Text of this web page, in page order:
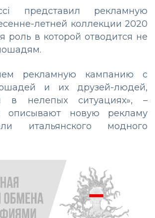
представил рекламную
летней коллекции 2020
роль в которой отводится не
рекламную кампанию с
и их друзей-людей,
в нелепых ситуациях», –
описывают новую рекламу
итальянского модного